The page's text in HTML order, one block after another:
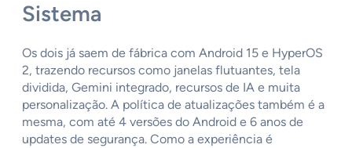
Sistema
Os dois já saem de fábrica com Android 15 e HyperOS
2, trazendo recursos como janelas flutuantes, tela
dividida, Gemini integrado, recursos de IA e muita
personalização. A política de atualizações também é a
mesma, com até 4 versões do Android e 6 anos de
updates de segurança. Como a experiência é